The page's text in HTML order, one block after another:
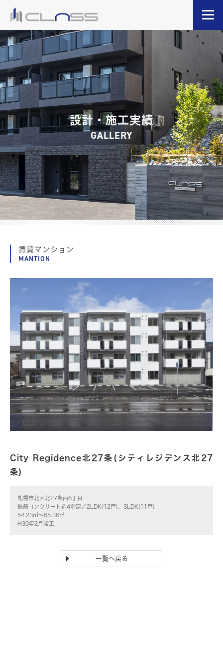
設計・施工実績
GALLERY
賃貸マンション
MANTION
City Regidence北27条(シティレジデンス北27
条)
札幌市北区北27条西6丁目
鉄筋コンクリート造4階建／2LDK(12戸)、3LDK(11戸)
54.23㎡～65.36㎡
H30年2月竣工
一覧へ戻る